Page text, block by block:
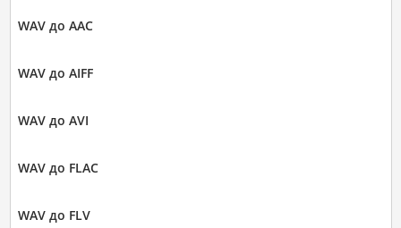
WAV до AAC
WAV до AIFF
WAV до AVI
WAV до FLAC
WAV до FLV